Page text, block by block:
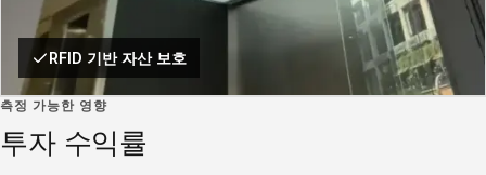
RFID 기반 자산 보호
측정 가능한 영향
투자 수익률